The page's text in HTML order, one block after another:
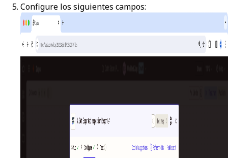
Configure los siguientes campos: